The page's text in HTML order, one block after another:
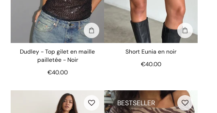
Ajouter au sac
Dudley - Top gilet en maille
pailletée - Noir
€40.00
Ajouter au
Short Eunia en noir
€40.00
BESTSELLER